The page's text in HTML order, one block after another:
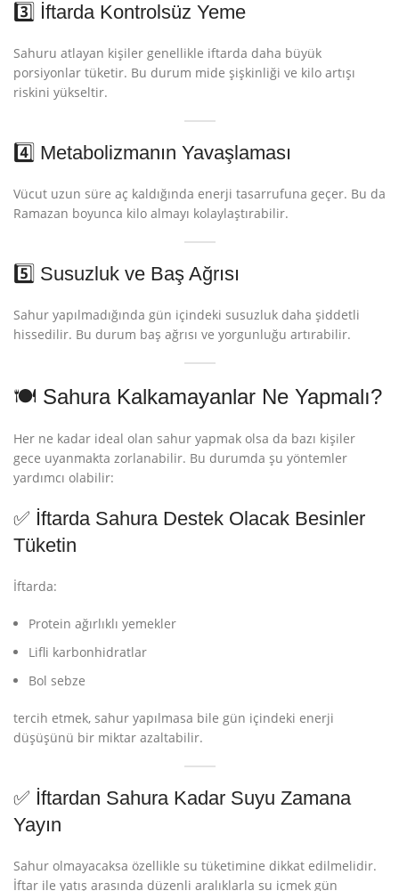
3️⃣ İftarda Kontrolsüz Yeme
Sahuru atlayan kişiler genellikle iftarda daha büyük
porsiyonlar tüketir. Bu durum mide şişkinliği ve kilo artışı
riskini yükseltir.
4️⃣ Metabolizmanın Yavaşlaması
Vücut uzun süre aç kaldığında enerji tasarrufuna geçer. Bu da
Ramazan boyunca kilo almayı kolaylaştırabilir.
5️⃣ Susuzluk ve Baş Ağrısı
Sahur yapılmadığında gün içindeki susuzluk daha şiddetli
hissedilir. Bu durum baş ağrısı ve yorgunluğu artırabilir.
🍽️ Sahura Kalkamayanlar Ne Yapmalı?
Her ne kadar ideal olan sahur yapmak olsa da bazı kişiler
gece uyanmakta zorlanabilir. Bu durumda şu yöntemler
yardımcı olabilir:
✅ İftarda Sahura Destek Olacak Besinler
Tüketin
İftarda:
Protein ağırlıklı yemekler
Lifli karbonhidratlar
Bol sebze
tercih etmek, sahur yapılmasa bile gün içindeki enerji
düşüşünü bir miktar azaltabilir.
✅ İftardan Sahura Kadar Suyu Zamana
Yayın
Sahur olmayacaksa özellikle su tüketimine dikkat edilmelidir.
İftar ile yatış arasında düzenli aralıklarla su içmek gün